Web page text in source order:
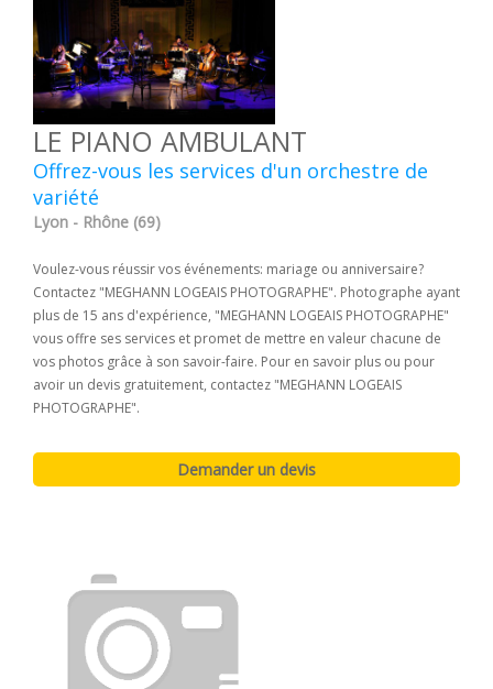
LE PIANO AMBULANT
Offrez-vous les services d'un orchestre de
variété
Lyon - Rhône (69)
Voulez-vous réussir vos événements: mariage ou anniversaire?
Contactez "MEGHANN LOGEAIS PHOTOGRAPHE". Photographe ayant
plus de 15 ans d'expérience, "MEGHANN LOGEAIS PHOTOGRAPHE"
vous offre ses services et promet de mettre en valeur chacune de
vos photos grâce à son savoir-faire. Pour en savoir plus ou pour
avoir un devis gratuitement, contactez "MEGHANN LOGEAIS
PHOTOGRAPHE".